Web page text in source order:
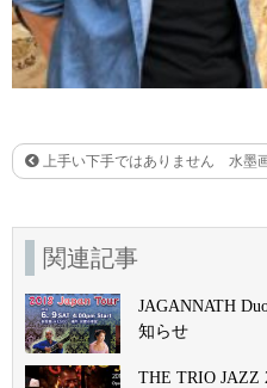
上手い下手ではありません 水墨
関連記事
JAGANNATH
知らせ
THE TRIO JAZZ